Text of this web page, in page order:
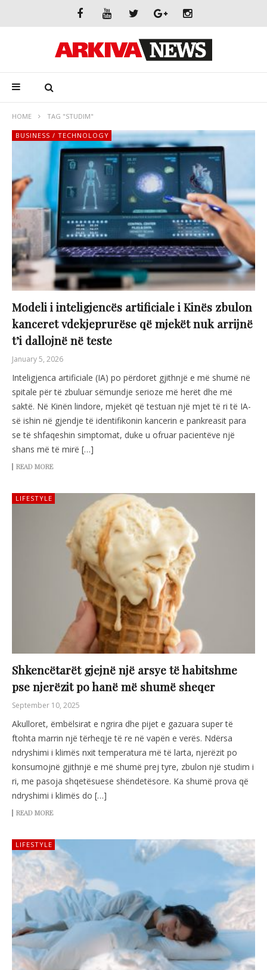
HOME TAG "STUDIM"
BUSINESS / TECHNOLOGY
Modeli i inteligjencës artificiale i Kinës zbulon
kanceret vdekjeprurëse që mjekët nuk arrijnë
t’i dallojnë në teste
January 5, 2026
Inteligjenca artificiale (IA) po përdoret gjithnjë e më shumë në
spitale për të zbuluar sëmundje serioze më herët dhe më
saktë. Në Kinën lindore, mjekët që testuan një mjet të ri të IA-
së ishin në gjendje të identifikonin kancerin e pankreasit para
se të shfaqeshin simptomat, duke u ofruar pacientëve një
shans më të mirë […]
READ MORE
LIFESTYLE
Shkencëtarët gjejnë një arsye të habitshme
pse njerëzit po hanë më shumë sheqer
September 10, 2025
Akulloret, ëmbëlsirat e ngrira dhe pijet e gazuara super të
ftohta marrin një tërheqje të re në vapën e verës. Ndërsa
ndryshimi i klimës nxit temperatura më të larta, njerëzit po
konsumojnë gjithnjë e më shumë prej tyre, zbulon një studim i
ri, me pasoja shqetësuese shëndetësore. Ka shumë prova që
ndryshimi i klimës do […]
READ MORE
LIFESTYLE